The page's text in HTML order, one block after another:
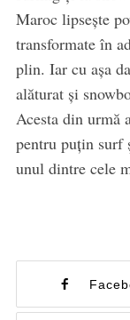
Maroc lipseşte
transformate în
plin. Iar cu aşa
alăturat şi
Acesta din urmă
pentru puţin surf
unul dintre cele